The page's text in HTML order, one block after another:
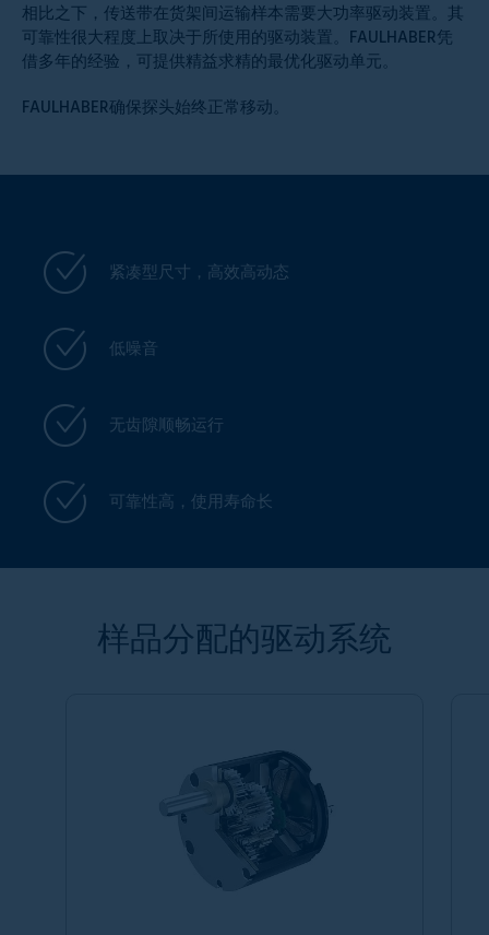
相比之下，传送带在货架间运输样本需要大功率驱动装置。其
可靠性很大程度上取决于所使用的驱动装置。FAULHABER凭
借多年的经验，可提供精益求精的最优化驱动单元。
FAULHABER确保探头始终正常移动。
紧凑型尺寸，高效高动态
低噪音
无齿隙顺畅运行
可靠性高，使用寿命长
样品分配的驱动系统